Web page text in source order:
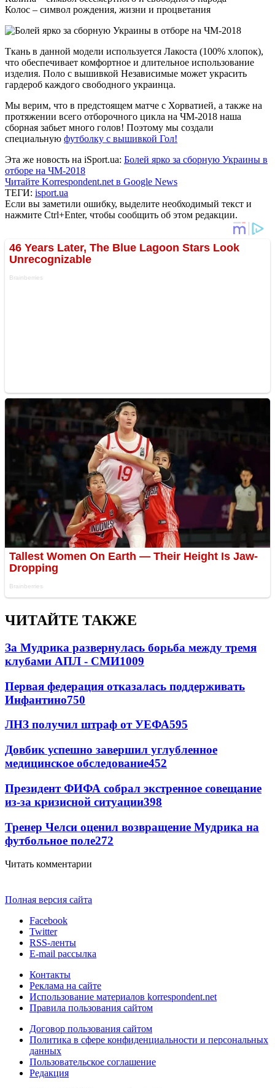
Колос – символ рождения, жизни и процветания
Ткань в данной модели используется Лакоста (100% хлопок),
что обеспечивает комфортное и длительное использование
изделия. Поло с вышивкой Независимые может украсить
гардероб каждого свободного украинца.
Мы верим, что в предстоящем матче с Хорватией, а также на
протяжении всего отборочного цикла на ЧМ-2018 наша
сборная забьет много голов! Поэтому мы создали
специальную футболку с вышивкой Гол!
Эта же новость на iSport.ua: Болей ярко за сборную Украины в
отборе на ЧМ-2018
Читайте Korrespondent.net в Google News
ТЕГИ: isport.ua
Если вы заметили ошибку, выделите необходимый текст и
нажмите Ctrl+Enter, чтобы сообщить об этом редакции.
ЧИТАЙТЕ ТАКЖЕ
За Мудрика развернулась борьба между тремя
клубами АПЛ - СМИ1009
Первая федерация отказалась поддерживать
Инфантино750
ЛНЗ получил штраф от УЕФА595
Довбик успешно завершил углубленное
медицинское обследование452
Президент ФИФА собрал экстренное совещание
из-за кризисной ситуации398
Тренер Челси оценил возвращение Мудрика на
футбольное поле272
Читать комментарии
Полная версия сайта
Facebook
Twitter
RSS-ленты
E-mail рассылка
Контакты
Реклама на сайте
Использование материалов korrespondent.net
Правила пользования сайтом
Договор пользования сайтом
Политика в сфере конфиденциальности и персональных
данных
Пользовательское соглашение
Редакция